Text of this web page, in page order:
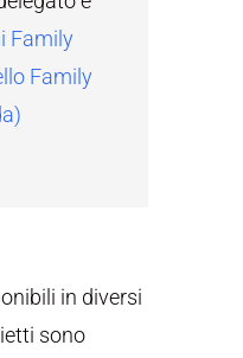
Family
Family
in diversi
sono